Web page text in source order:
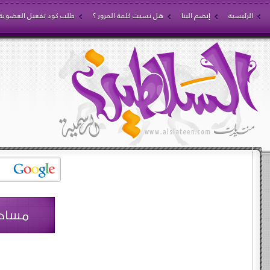
الرئيسية إنضم الينا هل نسيت كلمة المرور ؟ طلب كود تفعيل